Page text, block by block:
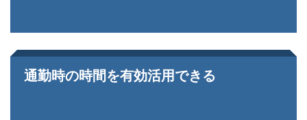
通勤時の時間を有効活用できる